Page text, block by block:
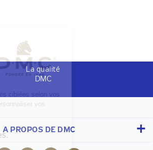
La qualité
DMC
A PROPOS DE DMC